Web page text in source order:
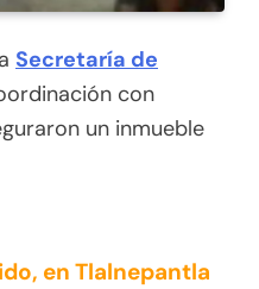
Secretaría de
con
un inmueble
en Tlalnepantla